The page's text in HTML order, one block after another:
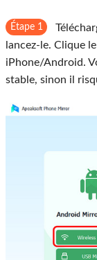
Étape 1
lancez-le. Clique le
iPhone/Android.
stable, sinon il